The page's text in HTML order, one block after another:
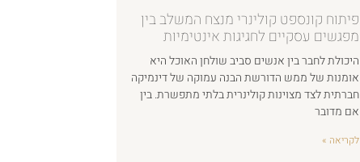
פיתוח קונספט קולינרי מנצח המשלב בין
מפגשים עסקיים לחגיגות אינטימיות
היכולת לחבר בין אנשים סביב שולחן האוכל היא
אומנות של ממש הדורשת הבנה עמוקה של דינמיקה
חברתית לצד מצוינות קולינרית בלתי מתפשרת. בין
אם מדובר
לקריאה »